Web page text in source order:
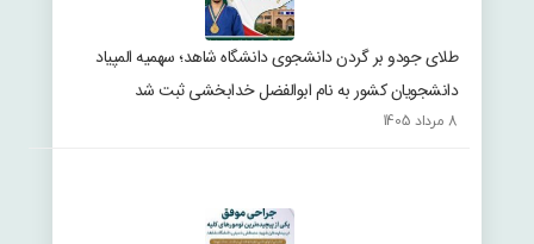
طلای جودو بر گردن دانشجوی دانشگاه شاهد؛ سهمیه المپیاد
دانشجویان کشور به نام ابوالفضل خدابخشی ثبت شد
8 مرداد 1405